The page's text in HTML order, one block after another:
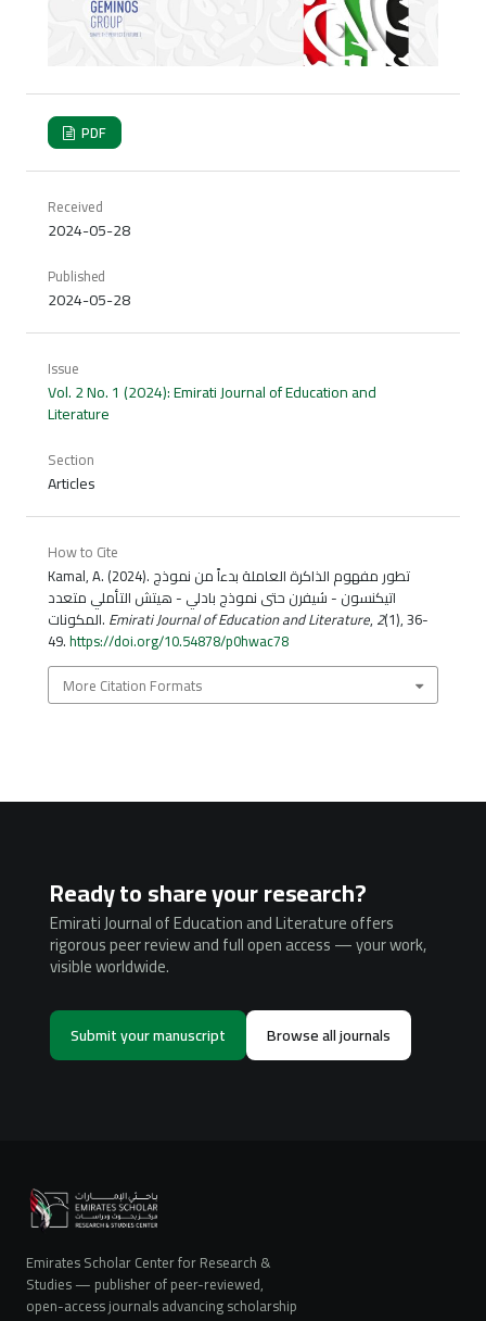
PDF
Received
2024-05-28
Published
2024-05-28
Issue
Vol. 2 No. 1 (2024): Emirati Journal of Education and
Literature
Section
Articles
How to Cite
Kamal, A. (2024). تطور مفهوم الذاكرة العاملة بدءاً من نموذج
اتيكنسون - شيفرن حتى نموذج بادلي - هيتش التأملي متعدد
المكونات. Emirati Journal of Education and Literature, 2(1), 36-
49.https://doi.org/10.54878/p0hwac78
More Citation Formats
Ready to share your research?
Emirati Journal of Education and Literature offers
rigorous peer review and full open access — your work,
visible worldwide.
Submit your manuscript Browse all journals
Emirates Scholar Center for Research &
Studies — publisher of peer-reviewed,
open-access journals advancing scholarship